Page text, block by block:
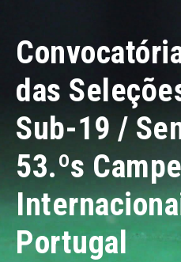
das
Sub-19 /
53.ºs
Portugal